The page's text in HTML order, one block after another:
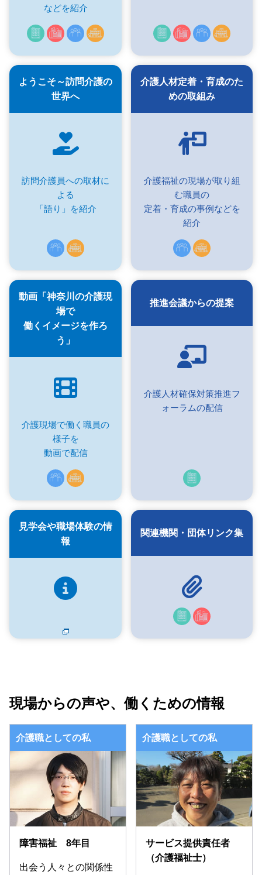
などを紹介
ようこそ～訪問介護の
世界へ
訪問介護員への取材に
よる
「語り」を紹介
介護人材定着・育成のた
めの取組み
介護福祉の現場が取り組
む職員の
定着・育成の事例などを
紹介
動画「神奈川の介護現
場で
働くイメージを作ろ
う」
介護現場で働く職員の
様子を
動画で配信
推進会議からの提案
介護人材確保対策推進フ
ォーラムの配信
見学会や職場体験の情
報
関連機関・団体リンク集
現場からの声や、働くための情報
介護職としての私
障害福祉 8年目
出会う人々との関係性
介護職としての私
サービス提供責任者
（介護福祉士）